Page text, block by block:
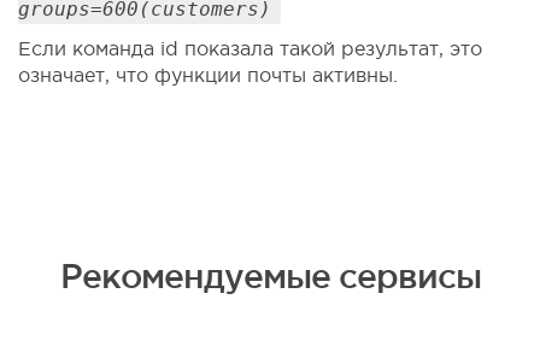
groups=600(customers)
Если команда id показала такой результат, это
означает, что функции почты активны.
Рекомендуемые сервисы